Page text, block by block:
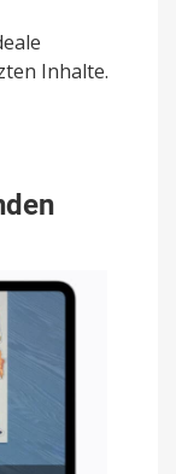
Inhalte.